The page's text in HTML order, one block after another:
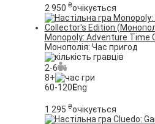
2 950 ₴очікується
Monopoly: Adventure Time
Монополія: Час пригод
2-6
8+
60-120 Eng
1 295 ₴очікується